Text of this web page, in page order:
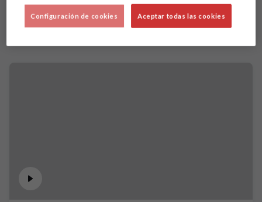
Aceptar todas las cookies
Configuración de cookies